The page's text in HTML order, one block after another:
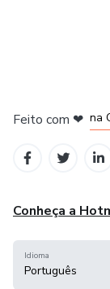
Feito com ❤ na
Conheça a
Idioma
Português